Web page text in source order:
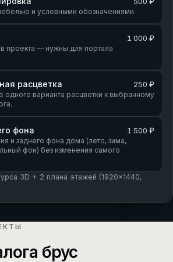
и условными обозначениями.
1 000 ₽
проекта — нужны для портала
расцветка 250 ₽
варианта расцветки к выбранному
фона 1 500 ₽
и заднего фона дома (лето, зима,
фон) без изменения самого
3D + 2 плана этажей (1920×1440,
брус